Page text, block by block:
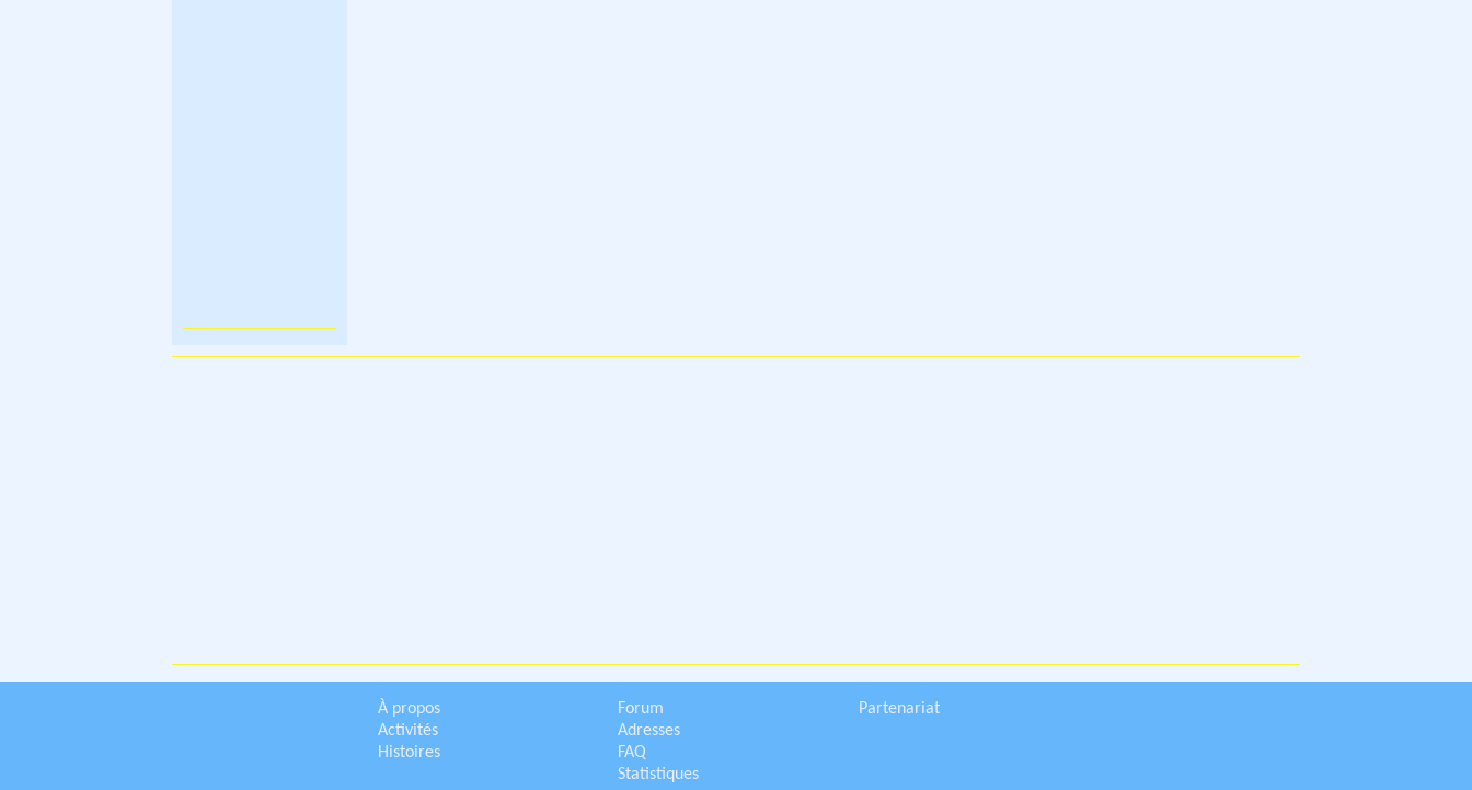
À propos
Activités
Histoires
Forum
Adresses
FAQ
Statistiques
Partenariat